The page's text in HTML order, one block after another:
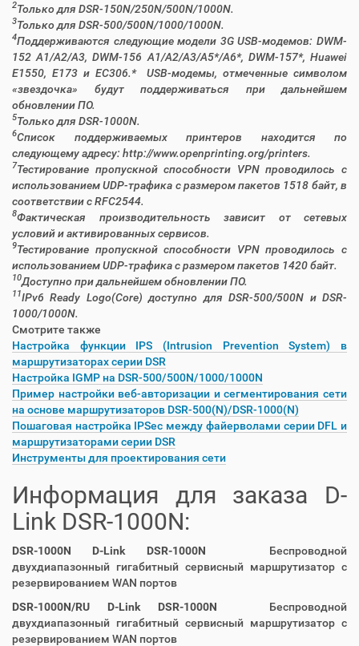
2Только для DSR-150N/250N/500N/1000N.
3Только для DSR-500/500N/1000/1000N.
4Поддерживаются следующие модели 3G USB-модемов: DWM-
152 A1/A2/A3, DWM-156 A1/A2/A3/A5*/A6*, DWM-157*, Huawei
E1550, E173 и EC306.* USB-модемы, отмеченные символом
«звездочка» будут поддерживаться при дальнейшем
обновлении ПО.
5Только для DSR-1000N.
6Список поддерживаемых принтеров находится по
следующему адресу: http://www.openprinting.org/printers.
7Тестирование пропускной способности VPN проводилось с
использованием UDP-трафика с размером пакетов 1518 байт, в
соответствии с RFC2544.
8Фактическая производительность зависит от сетевых
условий и активированных сервисов.
9Тестирование пропускной способности VPN проводилось с
использованием UDP-трафика с размером пакетов 1420 байт.
10Доступно при дальнейшем обновлении ПО.
11IPv6 Ready Logo(Core) доступно для DSR-500/500N и DSR-
1000/1000N.
Смотрите также
Настройка функции IPS (Intrusion Prevention System) в
маршрутизаторах серии DSR
Настройка IGMP на DSR-500/500N/1000/1000N
Пример настройки веб-авторизации и сегментирования сети
на основе маршрутизаторов DSR-500(N)/DSR-1000(N)
Пошаговая настройка IPSec между файерволами серии DFL и
маршрутизаторами серии DSR
Инструменты для проектирования сети
Информация для заказа D-
Link DSR-1000N:
DSR-1000N D-Link DSR-1000N Беспроводной
двухдиапазонный гигабитный сервисный маршрутизатор с
резервированием WAN портов
DSR-1000N/RU D-Link DSR-1000N Беспроводной
двухдиапазонный гигабитный сервисный маршрутизатор с
резервированием WAN портов